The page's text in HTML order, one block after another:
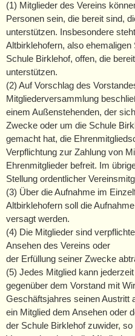
(1) Mitglieder des Vereins
Personen sein, die bereit sind,
unterstützen. Insbesondere
Altbirklehofern, also
Schule Birklehof, offen, die
unterstützen.
(2) Auf Vorschlag des
Mitgliederversammlung
einem Außenstehenden, der
Zwecke oder um die Schule
gemacht hat, die
Verpflichtung zur Zahlung von
Ehrenmitglieder befreit. Im
Stellung ordentlicher
(3) Über die Aufnahme im
Altbirklehofern soll die
versagt werden.
(4) Die Mitglieder sind
Ansehen des Vereins oder
der Erfüllung seiner Zwecke
(5) Jedes Mitglied kann
gegenüber dem Vorstand mit
Geschäftsjahres seinen Austritt
ein Mitglied dem Ansehen oder
der Schule Birklehof zuwider,